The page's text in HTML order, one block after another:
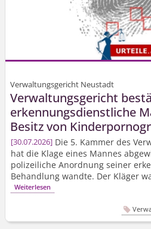
Verwaltungsgericht Neustadt
Verwaltungsgericht
erkennungs­dienstliche
Besitz von
30.07.2026 Die 5. Kammer des
hat die Klage eines Mannes
polizeiliche Anordnung seiner
Behandlung wandte. Der Kläger
Weiterlesen